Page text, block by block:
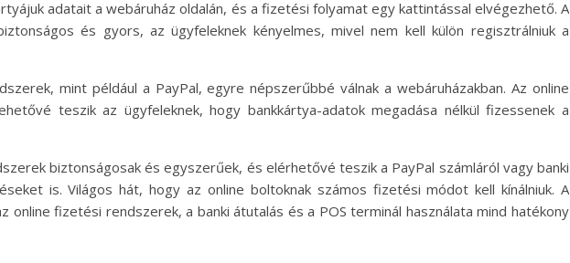
adatait a webáruház oldalán, és a fizetési folyamat egy kattintással elvégezhető. A
és gyors, az ügyfeleknek kényelmes, mivel nem kell külön regisztrálniuk a
mint például a PayPal, egyre népszerűbbé válnak a webáruházakban. Az online
teszik az ügyfeleknek, hogy bankkártya-adatok megadása nélkül fizessenek a
biztonságosak és egyszerűek, és elérhetővé teszik a PayPal számláról vagy banki
is. Világos hát, hogy az online boltoknak számos fizetési módot kell kínálniuk. A
online fizetési rendszerek, a banki átutalás és a POS terminál használata mind hatékony